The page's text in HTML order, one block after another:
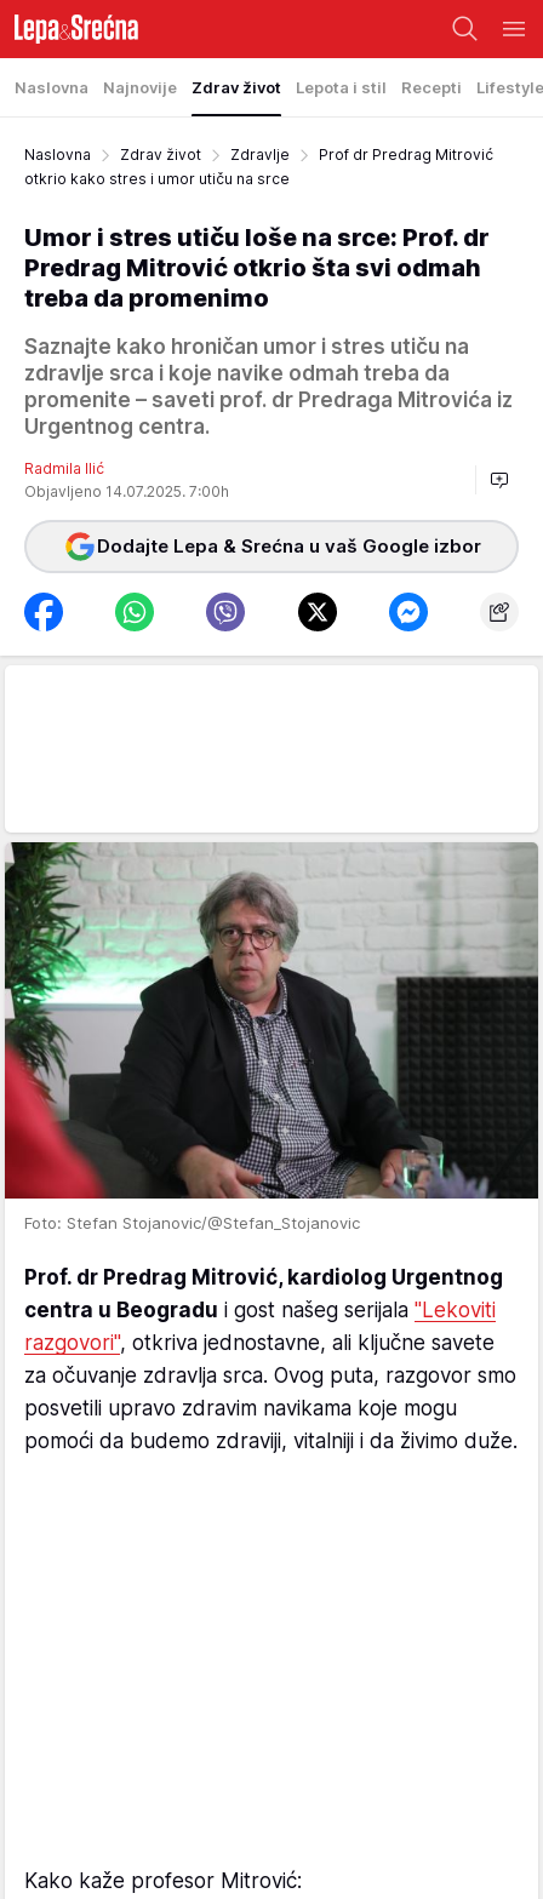
Naslovna Najnovije Zdrav život Lepota i stil Recepti Lifestyle
Naslovna Zdrav život Zdravlje
Prof dr Predrag Mitrović
otkrio kako stres i umor utiču na srce
Umor i stres utiču loše na srce: Prof. dr
Predrag Mitrović otkrio šta svi odmah
treba da promenimo
Saznajte kako hroničan umor i stres utiču na
zdravlje srca i koje navike odmah treba da
promenite – saveti prof. dr Predraga Mitrovića iz
Urgentnog centra.
Radmila Ilić
Objavljeno 14.07.2025. 7:00h
Dodajte Lepa & Srećna u vaš Google izbor
Foto: Stefan Stojanovic/@Stefan_Stojanovic
Prof. dr Predrag Mitrović, kardiolog Urgentnog
centra u Beogradu i gost našeg serijala "Lekoviti
razgovori", otkriva jednostavne, ali ključne savete
za očuvanje zdravlja srca. Ovog puta, razgovor smo
posvetili upravo zdravim navikama koje mogu
pomoći da budemo zdraviji, vitalniji i da živimo duže.
Kako kaže profesor Mitrović: